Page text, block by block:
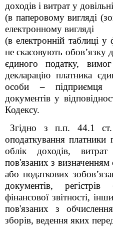
доходів і витрат у
(в паперовому вигляді
електронному вигляді
(в електронній таблиці
не скасовують обов’язку
єдиного податку,
декларацію платника
особи – підприємця
документів у
Кодексу.
Згідно з п.п. 44.1
оподаткування платники
облік доходів,
пов'язаних з визначенням
або податкових
документів, регістрів
фінансової звітності,
пов'язаних з
зборів, ведення яких